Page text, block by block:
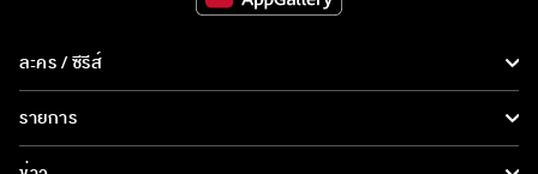
ละคร / ซีรีส์
ละคร/ซีรีส์
ซีรีส์นานาชาติ
รายการ
รายการทั้งหมด